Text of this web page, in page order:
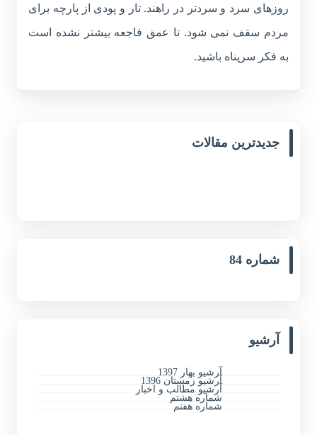
روزهای سرد و سردتر در راهند. تار و پودی از پارچه برای
مردم سقف نمی شود. تا عمق فاجعه بیشتر نشده است
به فکر سرپناه باشید.
جدیدترین مقالات
شماره 84
آرشیو
آرشیو بهار 1397
آرشیو زمستان 1396
آرشیو مطالب و اخبار
شماره هشتم
شماره هفتم